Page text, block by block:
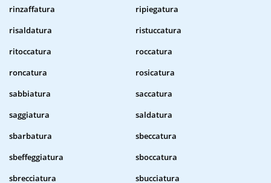
rinzaffatura
ripiegatura
risaldatura
ristuccatura
ritoccatura
roccatura
roncatura
rosicatura
sabbiatura
saccatura
saggiatura
saldatura
sbarbatura
sbeccatura
sbeffeggiatura
sboccatura
sbrecciatura
sbucciatura